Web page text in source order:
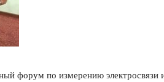
форум по измерению электросвязи